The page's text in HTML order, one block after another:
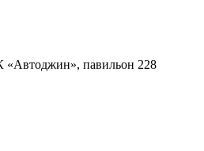
«Автоджин», павильон 228